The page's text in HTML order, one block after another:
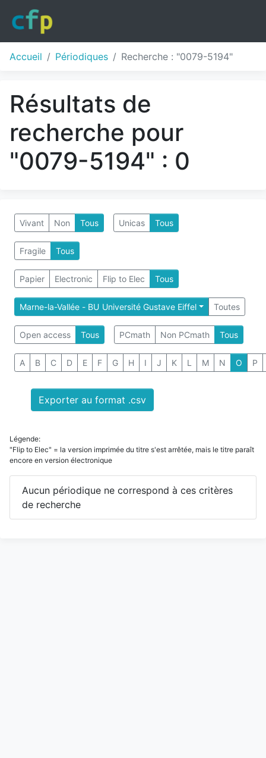
Accueil Périodiques Recherche : "0079-5194"
Résultats de
recherche pour
"0079-5194" : 0
Vivant Non Tous Unicas Tous
Fragile Tous
Papier Electronic Flip to Elec Tous
Marne-la-Vallée - BU Université Gustave Eiffel Toutes
Open access Tous PCmath Non PCmath Tous
A B C D E F G H I J K L M N O P
Exporter au format .csv
Légende:
"Flip to Elec" = la version imprimée du titre s'est arrêtée, mais le titre paraît
encore en version électronique
Aucun périodique ne correspond à ces critères
de recherche